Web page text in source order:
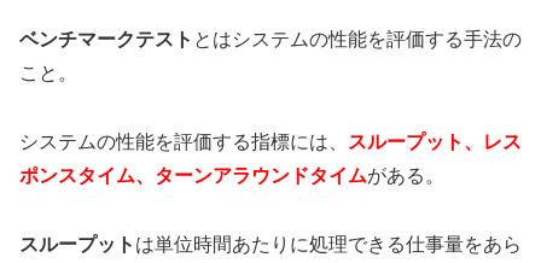
ベンチマークテスト とはシステムの性能を評価する手法の
こと。
システムの性能を評価する指標には、
スループット、レス
ポンスタイム、ターンアラウンドタイムがある。
スループット は単位時間あたりに処理できる仕事量をあら